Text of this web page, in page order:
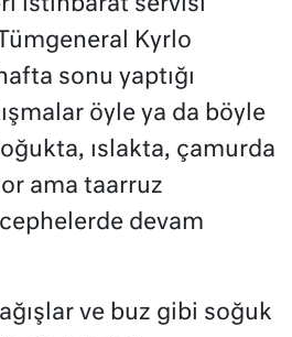
istihbarat servisi
Kyrlo
sonu yaptığı
öyle ya da böyle
ıslakta, çamurda
ama taarruz
devam
ve buz gibi soğuk